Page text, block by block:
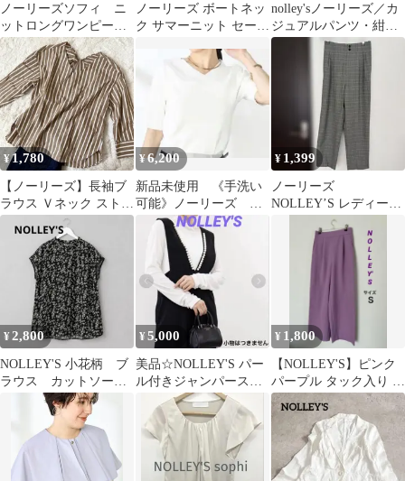
ノーリーズソフィ ニ
ットロングワンピー
ス ブラウン
ノーリーズ ボートネッ
ク サマーニット セータ
nolley'sノーリーズ／カ
ジュアルパンツ・紺
色・Ｍ
¥1,780
【ノーリーズ】長袖ブ
ラウス Ｖネック ストラ
イプ 大人カジュアル コ
ットン100
¥6,200
新品未使用 《手洗い
可能》ノーリーズ カ
シュクール風5分袖プル
オーバーニット
¥ 1,399
ノーリーズ
NOLLEY’S レディース
パンツ スラックス
¥2,800
NOLLEY'S 小花柄 ブ
ラウス カットソー
レディース フレンチ
スリーブ
¥5,000
美品☆NOLLEY'S パー
ル付きジャンパースカ
ート ワンピース ブラッ
¥ 1,800
【NOLLEY'S】ピンク
パープル タック入り ワ
イドパンツ キレイ色